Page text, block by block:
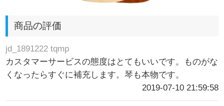
商品の評価
jd_1891222 tqmp
カスタマーサービスの態度はとてもいいです。ものがな
くなったらすぐに補充します。琴も本物です。
2019-07-10 21:59:58